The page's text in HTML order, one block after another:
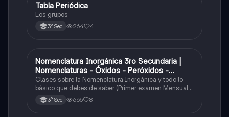
Química
Tabla Periódica
Los grupos
3° Sec 264 4
Química
Nomenclatura Inorgánica 3ro Secundaria |
Nomenclaturas - Óxidos - Peróxidos -
Hidróxido o Bases
Clases sobre la Nomenclatura Inorgánica y todo lo
básico que debes de saber (Primer examen Mensual
2025)3° Sec 665 8